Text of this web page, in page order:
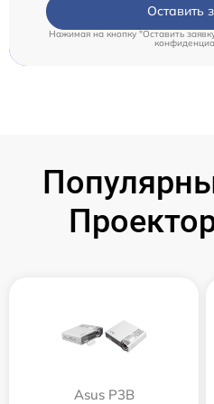
Оставить
Нажимая на кнопку "Оставить
Asus P3B